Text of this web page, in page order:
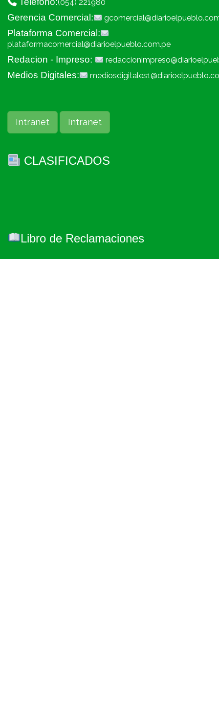
(054) 221980
Gerencia Comercial:
Plataforma Comercial:
plataformacomercial@diarioelpueblo.com.pe
Redacion - Impreso:
Medios Digitales:
Intranet Intranet
CLASIFICADOS
Libro de Reclamaciones